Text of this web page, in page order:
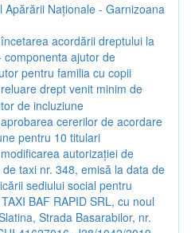
Naționale - Garnizoana
acordării dreptului la
componenta ajutor de
pentru familia cu copii
drept venit minim de
de incluziune
cererilor de acordare
pentru 10 titulari
autorizației de
taxi nr. 348, emisă la data de
sediului social pentru
BAF RAPID SRL, cu noul
Strada Basarabilor, nr.